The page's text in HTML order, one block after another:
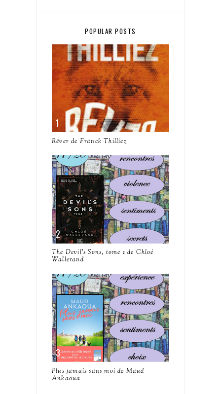
POPULAR POSTS
Rêver de Franck Thilliez
The Devil's Sons, tome 1 de Chloé
Wallerand
Plus jamais sans moi de Maud
Ankaoua